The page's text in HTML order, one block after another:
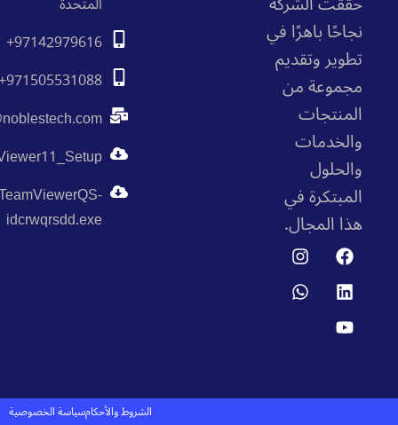
باهرًا في
وتقديم
من
في
المجال.
+97142979616
+971505531088
info@noblestech.com
TeamViewer11_Setup
TeamViewerQS-
idcrwqrsdd.exe
سياسة الخصوصيةالشروط والأحكام